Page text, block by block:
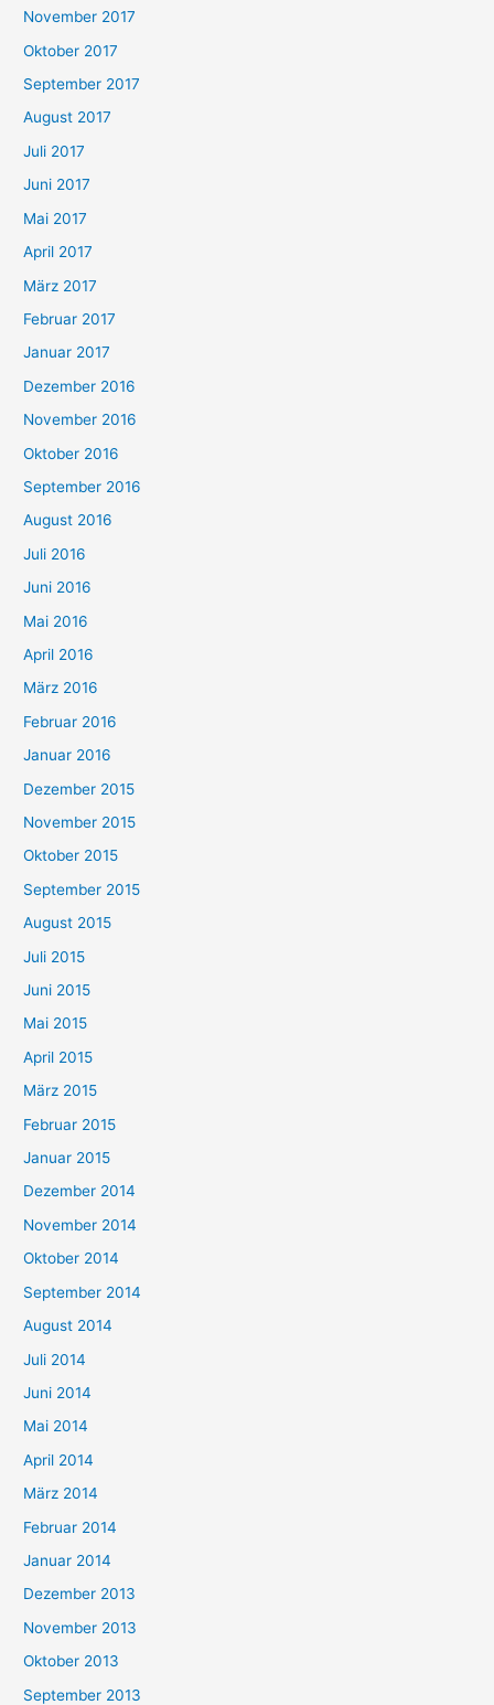
November 2017
Oktober 2017
September 2017
August 2017
Juli 2017
Juni 2017
Mai 2017
April 2017
März 2017
Februar 2017
Januar 2017
Dezember 2016
November 2016
Oktober 2016
September 2016
August 2016
Juli 2016
Juni 2016
Mai 2016
April 2016
März 2016
Februar 2016
Januar 2016
Dezember 2015
November 2015
Oktober 2015
September 2015
August 2015
Juli 2015
Juni 2015
Mai 2015
April 2015
März 2015
Februar 2015
Januar 2015
Dezember 2014
November 2014
Oktober 2014
September 2014
August 2014
Juli 2014
Juni 2014
Mai 2014
April 2014
März 2014
Februar 2014
Januar 2014
Dezember 2013
November 2013
Oktober 2013
September 2013